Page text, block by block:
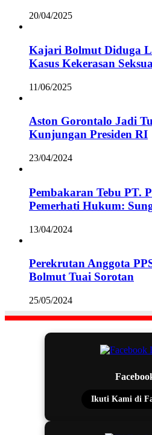
20/04/2025
Kajari Bolmut Diduga
Kasus Kekerasan
11/06/2025
Aston Gorontalo Jadi
Kunjungan Presiden RI
23/04/2024
Pembakaran Tebu PT.
Pemerhati Hukum:
13/04/2024
Perekrutan Anggota
Bolmut Tuai Sorotan
25/05/2024
Ikuti Kami di